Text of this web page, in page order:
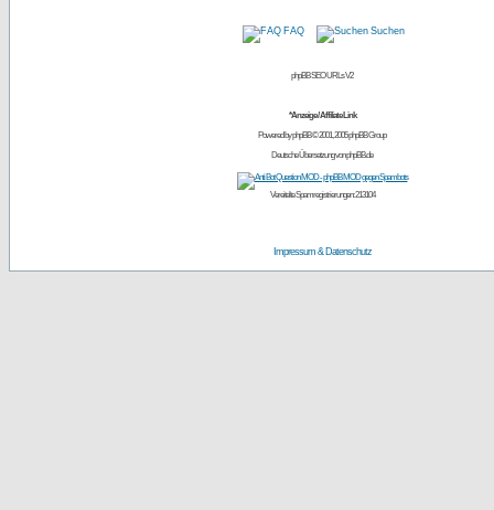
FAQ Suchen
phpBB SEO URLs V2
*Anzeige / Affiliate Link
Powered byphpBB© 2001, 2005 phpBB Group
Deutsche Übersetzung vonphpBB.de
Vereitelte Spamregistrierungen: 213104
Impressum & Datenschutz